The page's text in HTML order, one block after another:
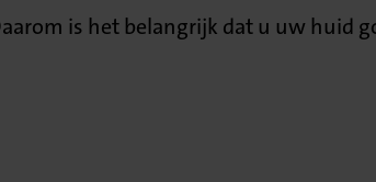
is het belangrijk dat u uw huid